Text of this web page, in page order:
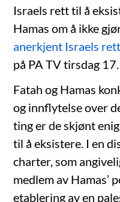
Israels rett til å
Hamas om å ikke
anerkjent Israels
på PA TV tirsdag
Fatah og Hamas
og innflytelse over
ting er de skjønt
til å eksistere. I en
charter, som
medlem av Hamas’
etablering av en